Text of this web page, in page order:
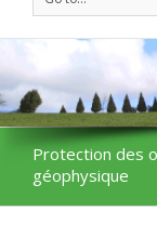
Protection des
géophysique